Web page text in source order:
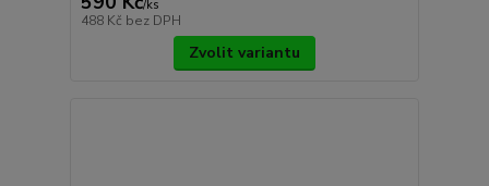
/ks
488 Kč bez DPH
Zvolit variantu